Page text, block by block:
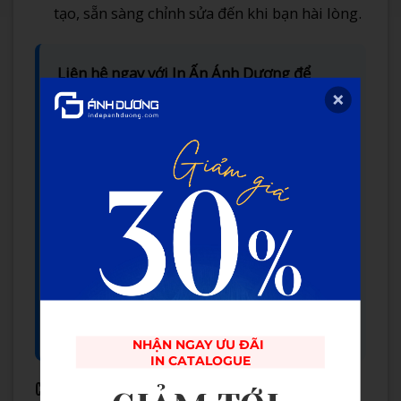
tạo, sẵn sàng chỉnh sửa đến khi bạn hài lòng.
Liên hệ ngay với In Ấn Ánh Dương để
nhận tư vấn và báo giá tốt nhất:
88 Nguyễn Sơn, Ngọc Lâm,
Long Biên, Hà Nội.
Hotline/Zalo: 0981.081.786
Email:kdanhduong88@gmail.com
Website:
https://indepanhduong.com/
Câu hỏi thường gặp (FAQ)
NHẬN NGAY ƯU ĐÃI
IN CATALOGUE